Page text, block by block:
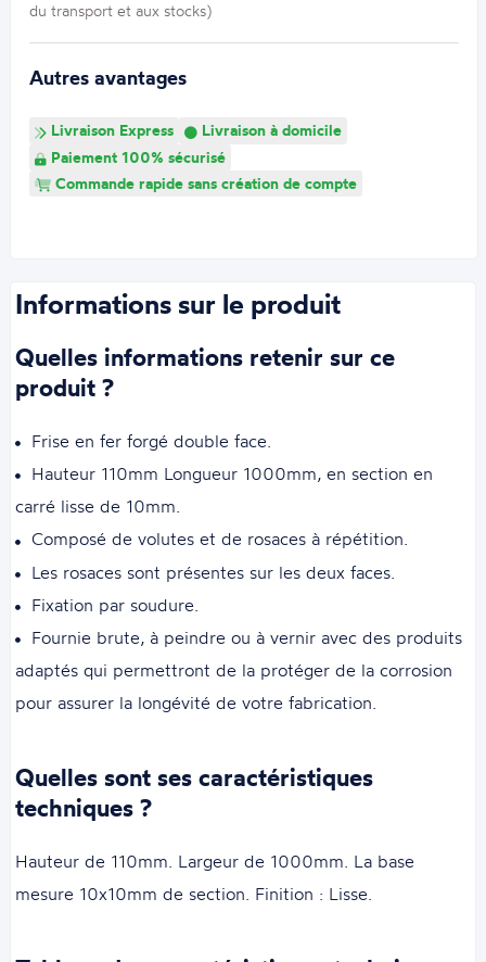
du transport et aux stocks)
Autres avantages
Livraison Express
Livraison à domicile
Paiement 100% sécurisé
Commande rapide sans création de compte
Informations sur le produit
Quelles informations retenir sur ce
produit ?
Frise en fer forgé double face.
Hauteur 110mm Longueur 1000mm, en section en
carré lisse de 10mm.
Composé de volutes et de rosaces à répétition.
Les rosaces sont présentes sur les deux faces.
Fixation par soudure.
Fournie brute, à peindre ou à vernir avec des produits
adaptés qui permettront de la protéger de la corrosion
pour assurer la longévité de votre fabrication.
Quelles sont ses caractéristiques
techniques ?
Hauteur de 110mm. Largeur de 1000mm. La base
mesure 10x10mm de section. Finition : Lisse.